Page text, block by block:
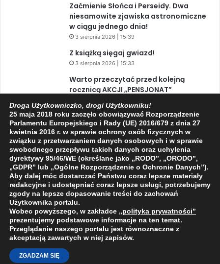
Zaćmienie Słońca i Perseidy. Dwa
niesamowite zjawiska astronomiczne
w ciągu jednego dnia!
3 sierpnia 2026 | 15:39
Z książką sięgaj gwiazd!
3 sierpnia 2026 | 15:33
Warto przeczytać przed kolejną
rocznicą AKCJI „PENSJONAT”
XIV Jasielski Marsz Wolności
31 lipca 2026 | 11:44
Facebook
X YouTube
2009 - 2026 © Wszelkie prawa zastrzeżone
O NAS
REDAKCJA POLITYKA PRYWATNOŚCI
Droga Użytkowniczko, drogi Użytkowniku!
25 maja 2018 roku zaczęło obowiązywać Rozporządzenie
Parlamentu Europejskiego i Rady (UE) 2016/679 z dnia 27
kwietnia 2016 r. w sprawie ochrony osób fizycznych w
związku z przetwarzaniem danych osobowych i w sprawie
swobodnego przepływu takich danych oraz uchylenia
dyrektywy 95/46/WE (określane jako „RODO”, „ORODO”,
„GDPR” lub „Ogólne Rozporządzenie o Ochronie Danych”).
Aby dalej móc dostarczać Państwu coraz lepsze materiały
redakcyjne i udostępniać coraz lepsze usługi, potrzebujemy
zgody na lepsze dopasowanie treści do zachowań
Użytkownika portalu.
Wobec powyższego, w zakładce „polityka prywatności”
prezentujemy podstawowe informacje na ten temat.
Przeglądanie naszego portalu jest równoznaczne z
akceptacją zawartych w niej zapisów.
ZGADZAM SIĘ